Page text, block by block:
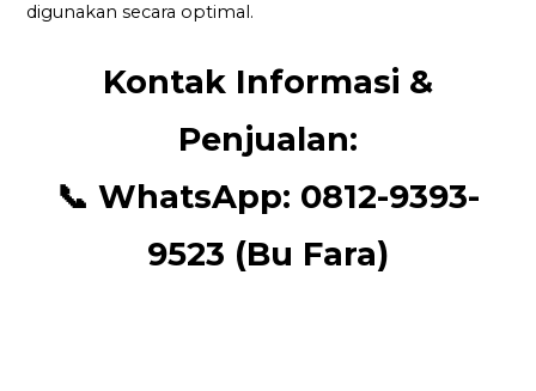
digunakan secara optimal.
Kontak Informasi &
Penjualan:
📞 WhatsApp: 0812-9393-
9523 (Bu Fara)